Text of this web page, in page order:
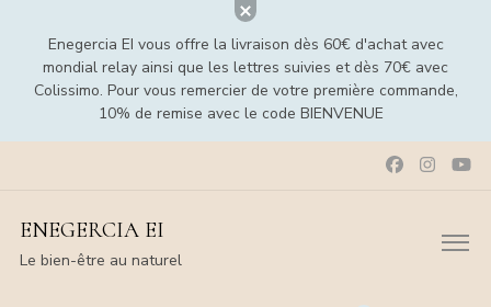
Enegercia EI vous offre la livraison dès 60€ d'achat avec
mondial relay ainsi que les lettres suivies et dès 70€ avec
Colissimo. Pour vous remercier de votre première commande,
10% de remise avec le code BIENVENUE
ENEGERCIA EI
Le bien-être au naturel